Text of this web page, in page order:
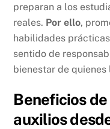
preparan a los
reales. Por ello,
habilidades
sentido de
bienestar de quienes
Beneficios
auxilios